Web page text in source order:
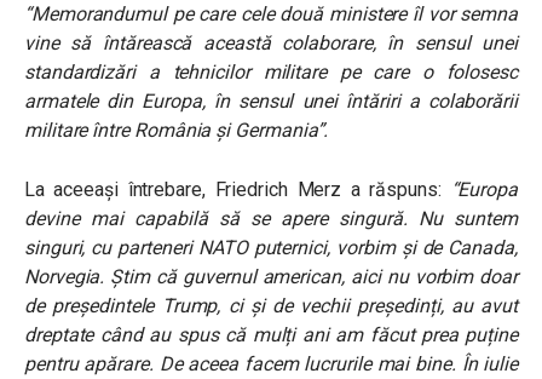
“Memorandumul pe care cele două ministere îl vor semna
vine să întărească această colaborare, în sensul unei
standardizări a tehnicilor militare pe care o folosesc
armatele din Europa, în sensul unei întăriri a colaborării
militare între România și Germania”.
La aceeași întrebare, Friedrich Merz a răspuns:
“Europa
devine mai capabilă să se apere singură. Nu suntem
singuri, cu parteneri NATO puternici, vorbim și de Canada,
Norvegia. Știm că guvernul american, aici nu vorbim doar
de președintele Trump, ci și de vechii președinți, au avut
dreptate când au spus că mulți ani am făcut prea puține
pentru apărare. De aceea facem lucrurile mai bine. În iulie